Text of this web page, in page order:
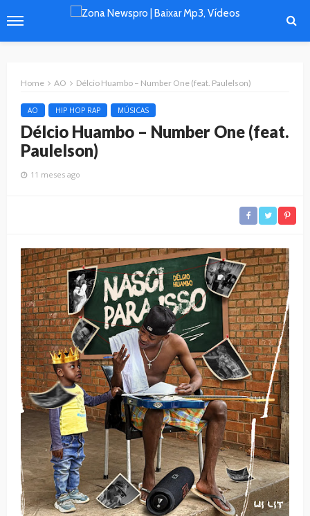
Home AO Délcio Huambo – Number One (feat. Paulelson)
AO HIP HOP RAP MÚSICAS
Délcio Huambo – Number One (feat.
Paulelson)
11 meses ago